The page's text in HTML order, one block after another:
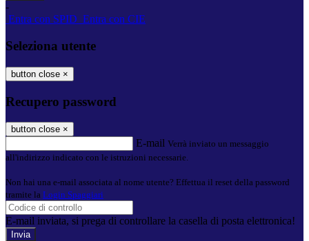
-
Entra con SPID Entra con CIE
Seleziona utente
button close ×
Recupero password
button close ×
E-mail Verrà inviato un messaggio
all'indirizzo indicato con le istruzioni necessarie.
Non hai una e-mail associata al nome utente? Effettua il reset della password
tramite la Login Spaggiari
E-mail inviata, si prega di controllare la casella di posta elettronica!